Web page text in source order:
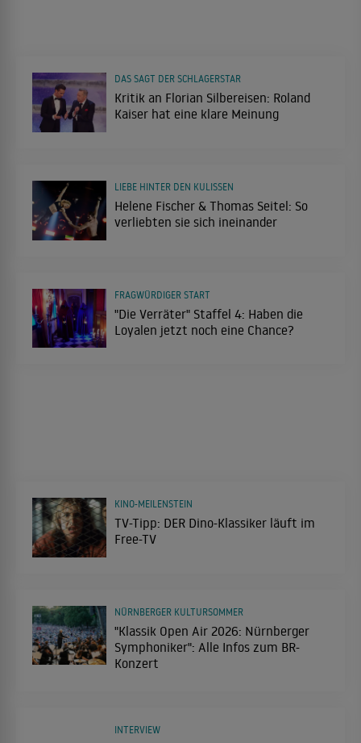
Kritik an Florian Silbereisen: Roland
Kaiser hat eine klare Meinung
DAS SAGT DER SCHLAGERSTAR
Helene Fischer & Thomas Seitel: So
verliebten sie sich ineinander
LIEBE HINTER DEN KULISSEN
"Die Verräter" Staffel 4: Haben die
Loyalen jetzt noch eine Chance?
FRAGWÜRDIGER START
TV-Tipp: DER Dino-Klassiker läuft im
Free-TV
KINO-MEILENSTEIN
"Klassik Open Air 2026: Nürnberger
Symphoniker": Alle Infos zum BR-
Konzert
NÜRNBERGER KULTURSOMMER
INTERVIEW